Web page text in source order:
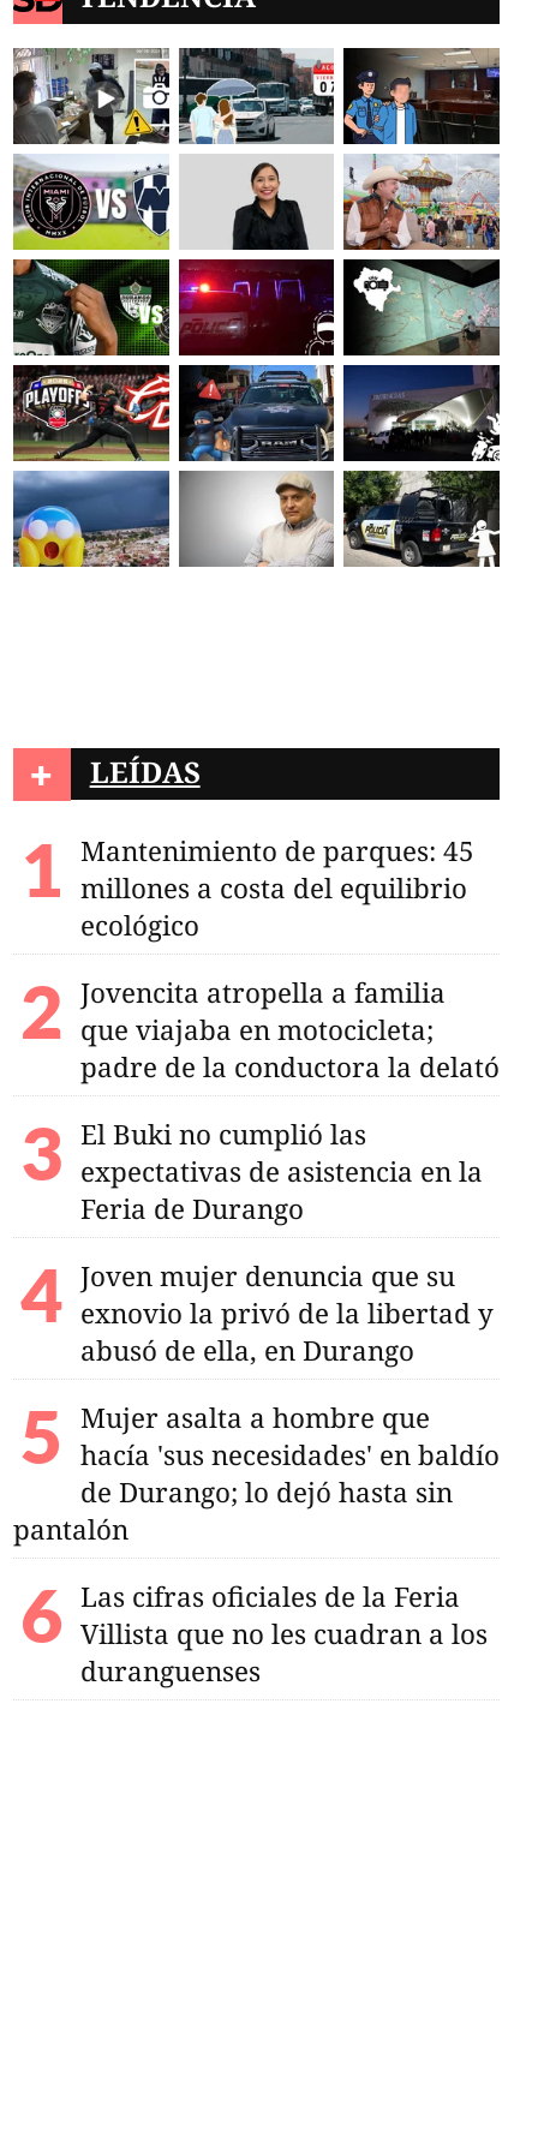
+ LEÍDAS
Mantenimiento de parques: 45
millones a costa del equilibrio
ecológico
Jovencita atropella a familia
que viajaba en motocicleta;
padre de la conductora la delató
El Buki no cumplió las
expectativas de asistencia en la
Feria de Durango
Joven mujer denuncia que su
exnovio la privó de la libertad y
abusó de ella, en Durango
Mujer asalta a hombre que
hacía 'sus necesidades' en baldío
de Durango; lo dejó hasta sin
pantalón
Las cifras oficiales de la Feria
Villista que no les cuadran a los
duranguenses